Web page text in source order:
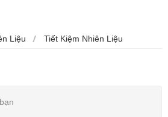
Liệu Tiết Kiệm Nhiên Liệu